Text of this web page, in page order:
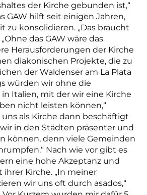
der Kirche gebunden ist,“
GAW hilft seit einigen Jahren,
zu konsolidieren. „Das braucht
das GAW wäre das
Herausforderungen der Kirche
diakonischen Projekte, die zu
der Waldenser am La Plata
würden wir ohne die
Italien, mit der wir eine Kirche
nicht leisten können,“
uns als Kirche dann beschäftigt
in den Städten präsenter und
können, denn viele Gemeinden
Nach wie vor gibt es
eine hohe Akzeptanz und
Kirche. „In meiner
wir uns oft durch asados,“